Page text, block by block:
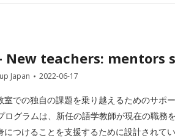
New teachers:
Japan 2022-06-17
室での独自の課題を乗り越えるためのサポ
ログラムは、新任の語学教師が現在の職務
つけることを支援するために設計されて